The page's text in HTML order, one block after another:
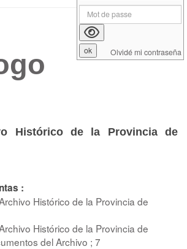
Histórico de la Provincia de
:
Histórico de la Provincia de
Histórico de la Provincia de
del Archivo ; 7
Olvidé mi contraseña